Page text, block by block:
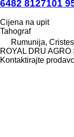
6482 8127101
Cijena na upit
Tahograf
Rumunija,
ROYAL DRU AGRO
Kontaktirajte